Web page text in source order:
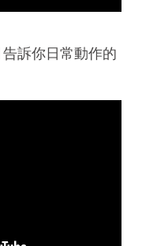
訴你日常動作的